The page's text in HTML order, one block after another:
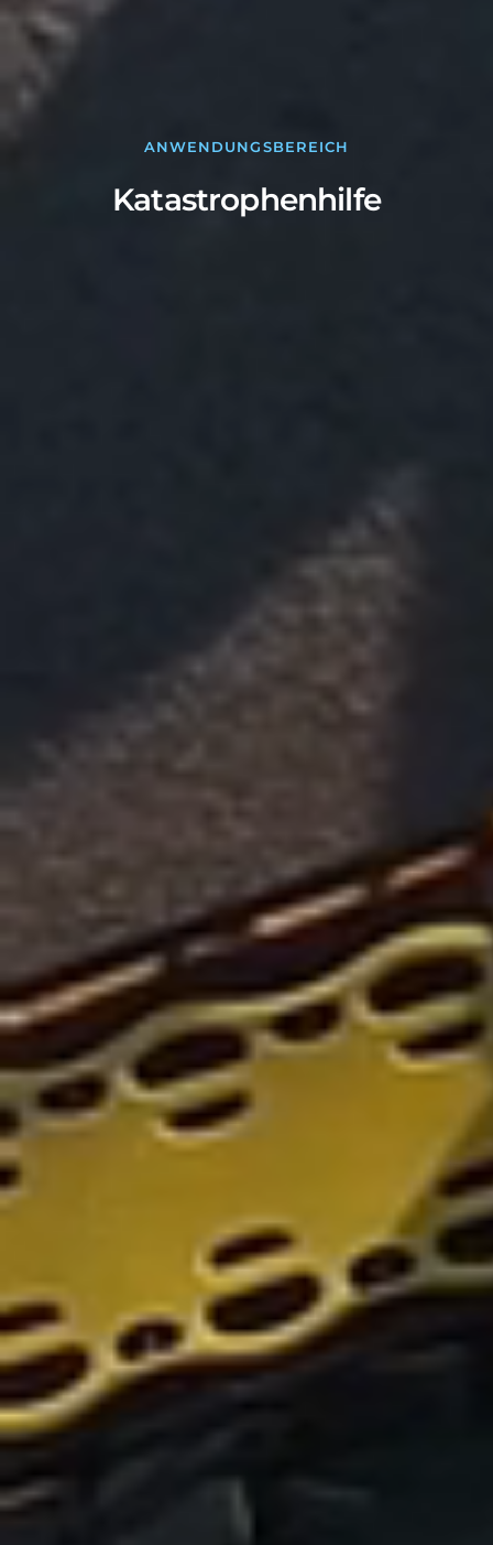
ANWENDUNGSBEREICH
Katastrophenhilfe